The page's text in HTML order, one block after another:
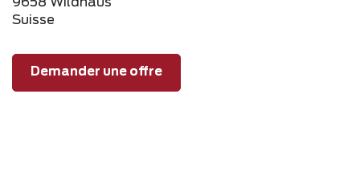
Suisse
Demander une offre